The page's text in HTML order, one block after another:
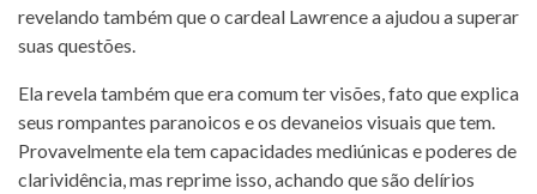
revelando também que o cardeal Lawrence a ajudou a superar
suas questões.
Ela revela também que era comum ter visões, fato que explica
seus rompantes paranoicos e os devaneios visuais que tem.
Provavelmente ela tem capacidades mediúnicas e poderes de
clarividência, mas reprime isso, achando que são delírios